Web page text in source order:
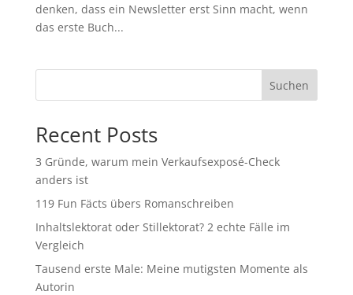
denken, dass ein Newsletter erst Sinn macht, wenn
das erste Buch...
Suchen
Recent Posts
3 Gründe, warum mein Verkaufsexposé-Check
anders ist
119 Fun Fäcts übers Romanschreiben
Inhaltslektorat oder Stillektorat? 2 echte Fälle im
Vergleich
Tausend erste Male: Meine mutigsten Momente als
Autorin